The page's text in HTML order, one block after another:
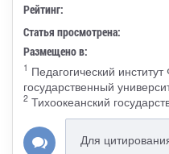
Рейтинг:
Статья просмотрена:
Размещено в:
1 Педагогический
государственный
2Тихоокеанский
Для